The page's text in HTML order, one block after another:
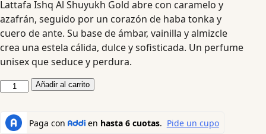
Lattafa Ishq Al Shuyukh Gold abre con caramelo y
azafrán, seguido por un corazón de haba tonka y
cuero de ante. Su base de ámbar, vainilla y almizcle
crea una estela cálida, dulce y sofisticada. Un perfume
unisex que seduce y perdura.
Añadir al carrito